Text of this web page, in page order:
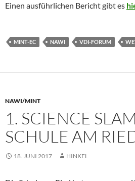
Einen ausführlichen Bericht gibt es
MINT-EC NAWI VDI-FORUM
NAWI/MINT
1. SCIENCE
SCHULE AM
18. JUNI 2017 HINKEL